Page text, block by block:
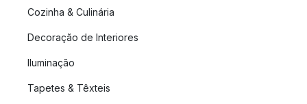
Cozinha & Culinária
Decoração de Interiores
Iluminação
Tapetes & Têxteis